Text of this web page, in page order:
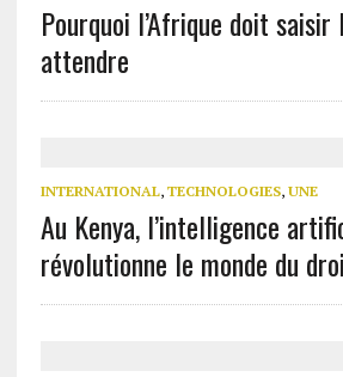
Pourquoi l’Afrique doit saisir
attendre
INTERNATIONAL, TECHNOLOGIES, UNE
Au Kenya, l’intelligence
révolutionne le monde du